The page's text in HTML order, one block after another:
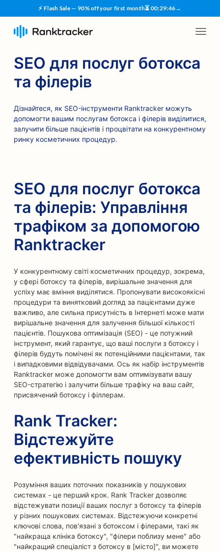
⚡ Flash Sale — 90% off your first month⏳ 00:29:45→
SEO для послуг ботокса
та філерів
Дізнайтеся, як SEO-інструменти Ranktracker можуть
допомогти вашим послугам ботокса і філерів виділитися,
залучити більше пацієнтів і процвітати на конкурентному
ринку косметичних процедур.
SEO для послуг ботокса
та філерів: Управління
трафіком за допомогою
Ranktracker
У конкурентному світі косметичних процедур, зокрема,
у сфері ботоксу та філерів, вирішальне значення для
успіху має вміння виділятися. Пропонувати високоякісні
процедури та винятковий догляд за пацієнтами дуже
важливо, але сильна присутність в Інтернеті може мати
вирішальне значення для залучення більшої кількості
пацієнтів. Пошукова оптимізація (SEO) - це потужний
інструмент, який гарантує, що ваші послуги з ботоксу і
філерів будуть помічені як потенційними пацієнтами, так
і випадковими відвідувачами. Ось як набір інструментів
Ranktracker може допомогти вам оптимізувати вашу
SEO-стратегію і залучити більше трафіку на ваш сайт,
присвячений ботоксу і філлерам.
Rank Tracker:
Відстежуйте
ефективність пошуку
Розуміння ваших поточних показників у пошукових
системах - це перший крок. Rank Tracker дозволяє
відстежувати позиції ваших послуг з ботоксу та філерів
у різних пошукових системах. Відстежуючи конкретні
ключові слова, пов'язані з ботоксом і філерами, такі як
"найкраща клініка ботоксу", "філери поблизу мене" або
"найкращий спеціаліст з ботоксу в [місто]", ви можете